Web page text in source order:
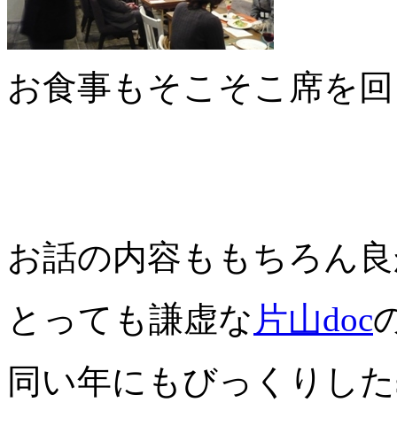
お食事もそこそこ席を
お話の内容ももちろん
とっても謙虚な 片山doc
同い年にもびっくりし